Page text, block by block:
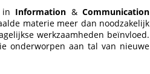
in Information & Communication
materie meer dan noodzakelijk
werkzaamheden beïnvloed.
onderworpen aan tal van nieuwe